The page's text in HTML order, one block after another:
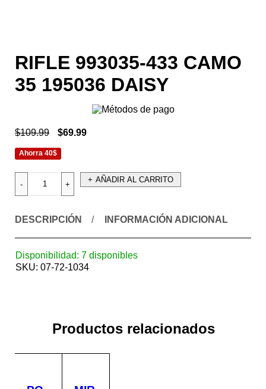
RIFLE 993035-433 CAMO
35 195036 DAISY
$109.99 $69.99
Ahorra 40$
AÑADIR AL CARRITO
DESCRIPCIÓN INFORMACIÓN ADICIONAL
Disponibilidad: 7 disponibles
SKU: 07-72-1034
Productos relacionados